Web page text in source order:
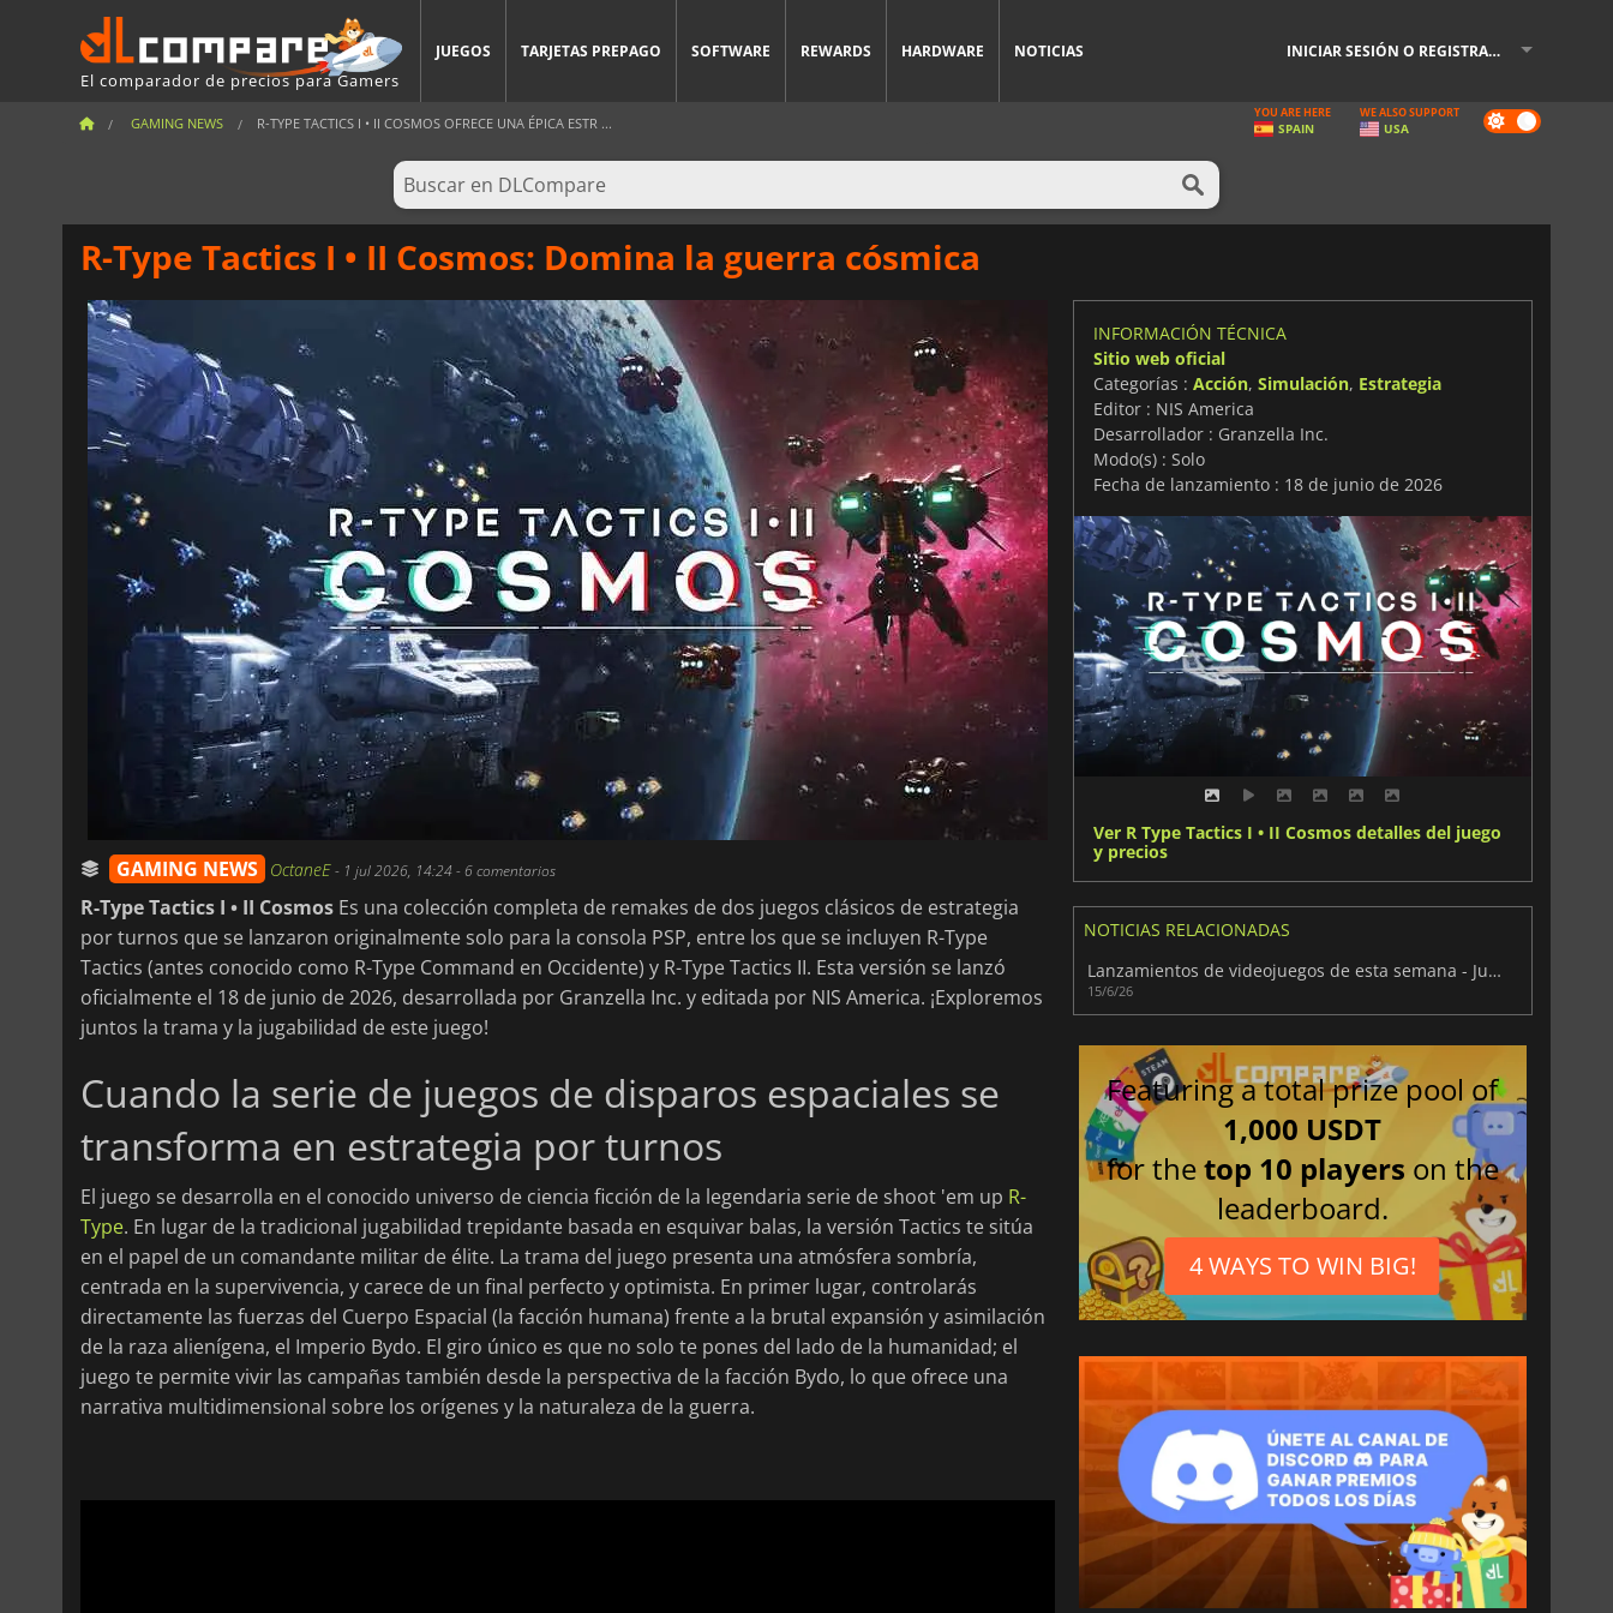
El comparador de precios para Gamers
JUEGOS TARJETAS PREPAGO SOFTWARE REWARDS HARDWARE NOTICIAS INICIAR SESIÓN O REGISTRARSE
GAMING NEWS R-TYPE TACTICS I • II COSMOS OFRECE UNA ÉPICA ESTR ... Dark
mode
YOU ARE HERE
SPAIN
WE ALSO SUPPORT
USA
R-Type Tactics I • II Cosmos: Domina la guerra cósmica
GAMING NEWS OctaneE- 1 jul 2026, 14:24- 6 comentarios
R-Type Tactics I • II Cosmos Es una colección completa de remakes de dos juegos clásicos de estrategia
por turnos que se lanzaron originalmente solo para la consola PSP, entre los que se incluyen R-Type
Tactics (antes conocido como R-Type Command en Occidente) y R-Type Tactics II. Esta versión se lanzó
oficialmente el 18 de junio de 2026, desarrollada por Granzella Inc. y editada por NIS America. ¡Exploremos
juntos la trama y la jugabilidad de este juego!
Cuando la serie de juegos de disparos espaciales se
transforma en estrategia por turnos
El juego se desarrolla en el conocido universo de ciencia ficción de la legendaria serie de shoot 'em up R-
Type. En lugar de la tradicional jugabilidad trepidante basada en esquivar balas, la versión Tactics te sitúa
en el papel de un comandante militar de élite. La trama del juego presenta una atmósfera sombría,
centrada en la supervivencia, y carece de un final perfecto y optimista. En primer lugar, controlarás
directamente las fuerzas del Cuerpo Espacial (la facción humana) frente a la brutal expansión y asimilación
de la raza alienígena, el Imperio Bydo. El giro único es que no solo te pones del lado de la humanidad; el
juego te permite vivir las campañas también desde la perspectiva de la facción Bydo, lo que ofrece una
narrativa multidimensional sobre los orígenes y la naturaleza de la guerra.
INFORMACIÓN TÉCNICA
Sitio web oficial
Categorías : Acción, Simulación, Estrategia
Editor : NIS America
Desarrollador : Granzella Inc.
Modo(s) : Solo
Fecha de lanzamiento : 18 de junio de 2026
Ver R Type Tactics I • II Cosmos detalles del juego
y precios
NOTICIAS RELACIONADAS
Lanzamientos de videojuegos de esta semana - Junio 2026 (Semana 25)
15/6/26
Featuring a total prize pool of
1,000 USDT
for thetop 10 players on the
leaderboard.
4 WAYS TO WIN BIG!